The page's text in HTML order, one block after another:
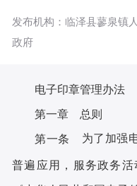
发布机构：临泽县蓼泉镇
政府
电子印章管理办法
第一章 总则
第一条 为了加强
普遍应用，服务政务